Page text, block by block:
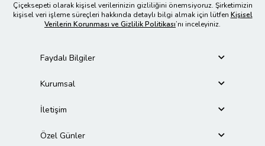
Çiçeksepeti olarak kişisel verilerinizin gizliliğini önemsiyoruz. Şirketimizin
kişisel veri işleme süreçleri hakkında detaylı bilgi almak için lütfen Kişisel
Verilerin Korunması ve Gizlilik Politikası’nı inceleyiniz.
Faydalı Bilgiler
Kurumsal
İletişim
Özel Günler